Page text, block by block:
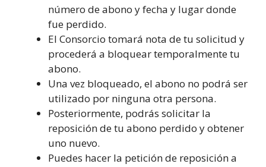
número de abono y fecha y lugar donde
fue perdido.
El Consorcio tomará nota de tu solicitud y
procederá a bloquear temporalmente tu
abono.
Una vez bloqueado, el abono no podrá ser
utilizado por ninguna otra persona.
Posteriormente, podrás solicitar la
reposición de tu abono perdido y obtener
uno nuevo.
Puedes hacer la petición de reposición a